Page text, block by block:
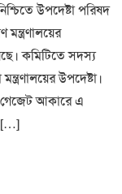
উপদেষ্টা পরিষদ
কমিটিতে সদস্য
উপদেষ্টা।
গেজেট আকারে এ
[…]